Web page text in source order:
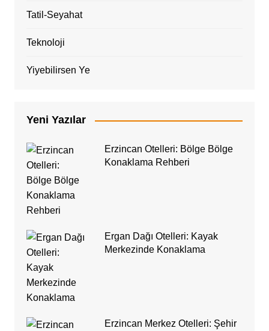
Tatil-Seyahat
Teknoloji
Yiyebilirsen Ye
Yeni Yazılar
Erzincan Otelleri: Bölge Bölge
Konaklama Rehberi
Ergan Dağı Otelleri: Kayak
Merkezinde Konaklama
Erzincan Merkez Otelleri: Şehir